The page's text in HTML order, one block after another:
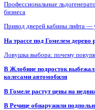
Профессиональные
бизнеса
Привод дверей кабины лифта —
На трассе под Гомелем дерево
Ловушка выбора: почему
В Жлобине подросток выбежал
колесами автомобиля
В Гомеле растут цены на
В Речице обнаружили